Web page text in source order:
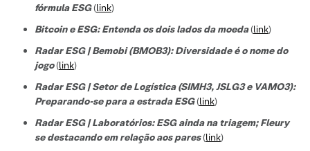
fórmula ESG(link)
Bitcoin e ESG: Entenda os dois lados da moeda(link)
Radar ESG | Bemobi (BMOB3): Diversidade é o nome do
jogo(link)
Radar ESG | Setor de Logística (SIMH3, JSLG3 e VAMO3):
Preparando-se para a estrada ESG(link)
Radar ESG | Laboratórios: ESG ainda na triagem; Fleury
se destacando em relação aos pares(link)